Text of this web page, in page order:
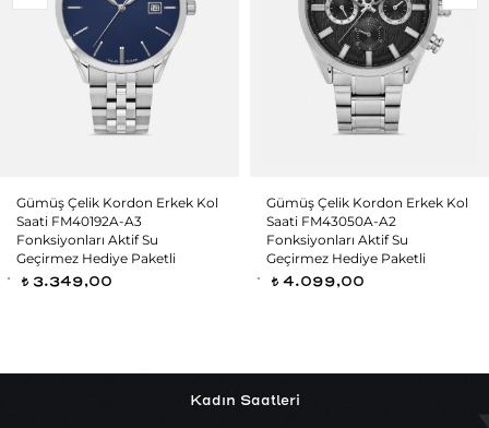
Gümüş Çelik Kordon Erkek Kol
Saati FM40192A-A3
Fonksiyonları Aktif Su
Geçirmez Hediye Paketli
t 3.349,00
Gümüş Çelik Kordon Erkek Kol
Saati FM43050A-A2
Fonksiyonları Aktif Su
Geçirmez Hediye Paketli
t 4.099,00
Kadın Saatleri